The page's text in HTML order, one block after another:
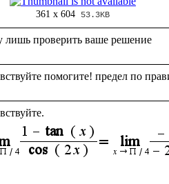
361 x 604 53.3KB